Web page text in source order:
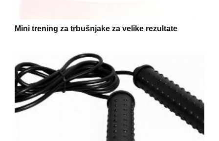
Mini trening za trbušnjake za velike rezultate